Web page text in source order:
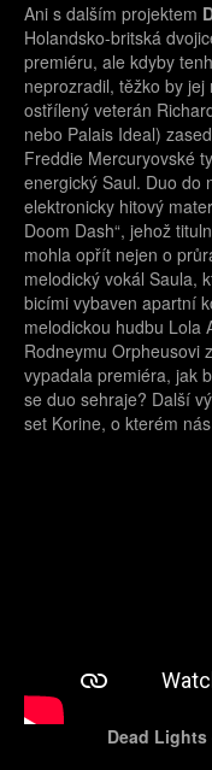
Ani s dalším projektem
Holandsko-britská
premiéru, ale kdyby
neprozradil, těžko by
ostřílený veterán
nebo Palais Ideal)
Freddie Mercuryovské
energický Saul. Duo do
elektronicky hitový
Doom Dash“, jehož
mohla opřít nejen o
melodický vokál Saula,
bicími vybaven apartní
melodickou hudbu Lola
Rodneymu Orpheusovi
vypadala premiéra, jak
se duo sehraje? Další
set Korine, o kterém
Dead Lights